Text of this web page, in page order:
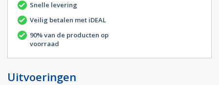
Snelle levering
Veilig betalen met iDEAL
90% van de producten op
voorraad
Uitvoeringen